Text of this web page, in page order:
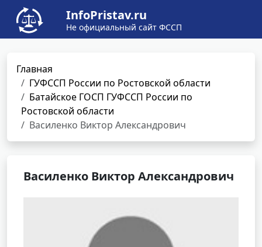
InfoPristav.ru
Не официальный сайт ФССП
Главная
ГУФССП России по Ростовской области
Батайское ГОСП ГУФССП России по
Ростовской области
Василенко Виктор Александрович
Василенко Виктор Александрович